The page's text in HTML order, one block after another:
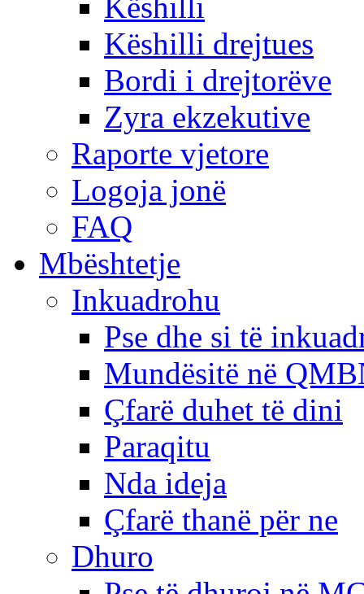
Këshilli drejtues
Bordi i drejtorëve
Zyra ekzekutive
Raporte vjetore
Logoja jonë
FAQ
Mbështetje
Inkuadrohu
Pse dhe si të
Mundësitë në
Çfarë duhet të dini
Paraqitu
Nda ideja
Çfarë thanë për ne
Dhuro